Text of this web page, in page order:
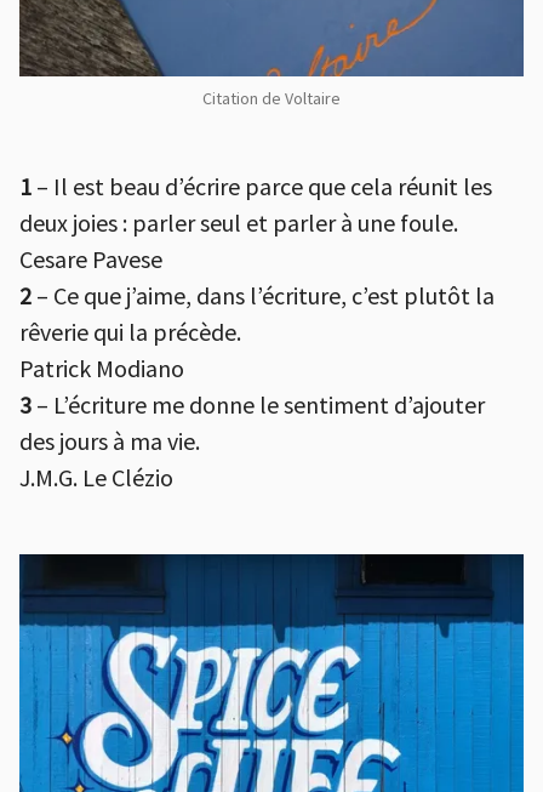
Citation de Voltaire
1 – Il est beau d’écrire parce que cela réunit les
deux joies : parler seul et parler à une foule.
Cesare Pavese
2 – Ce que j’aime, dans l’écriture, c’est plutôt la
rêverie qui la précède.
Patrick Modiano
3 – L’écriture me donne le sentiment d’ajouter
des jours à ma vie.
J.M.G. Le Clézio